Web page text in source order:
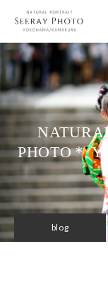
PHOTO＊
blog